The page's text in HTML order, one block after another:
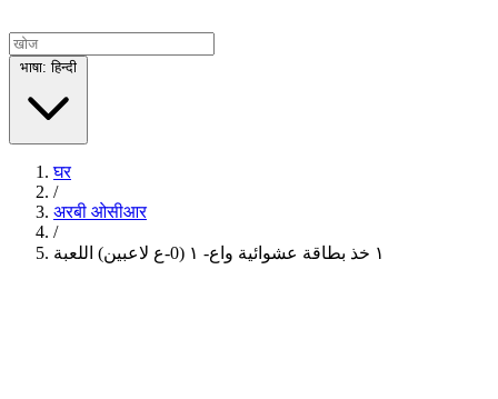
भाषा: हिन्दी
घर
/
अरबी ओसीआर
/
اللعبة ‎١‏ (0-ع لاعبين) ‎-١‏ خذ بطاقة عشوائية واع